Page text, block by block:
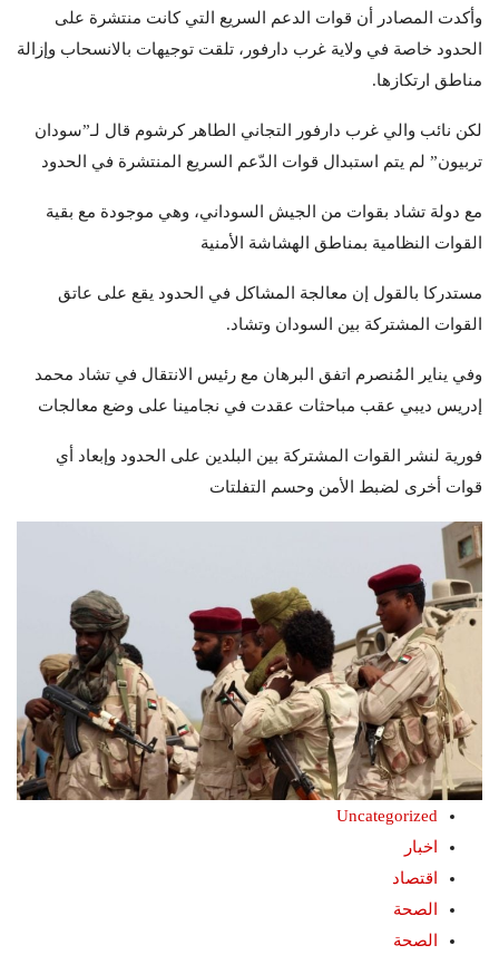
وأكدت المصادر أن قوات الدعم السريع التي كانت منتشرة على
الحدود خاصة في ولاية غرب دارفور، تلقت توجيهات بالانسحاب وإزالة
مناطق ارتكازها.
لكن نائب والي غرب دارفور التجاني الطاهر كرشوم قال لـ”سودان
تربيون” لم يتم استبدال قوات الدّعم السريع المنتشرة في الحدود
مع دولة تشاد بقوات من الجيش السوداني، وهي موجودة مع بقية
القوات النظامية بمناطق الهشاشة الأمنية
مستدركا بالقول إن معالجة المشاكل في الحدود يقع على عاتق
القوات المشتركة بين السودان وتشاد.
وفي يناير المُنصرم اتفق البرهان مع رئيس الانتقال في تشاد محمد
إدريس ديبي عقب مباحثات عقدت في نجامينا على وضع معالجات
فورية لنشر القوات المشتركة بين البلدين على الحدود وإبعاد أي
قوات أخرى لضبط الأمن وحسم التفلتات
Uncategorized
اخبار
اقتصاد
الصحة
الصحة